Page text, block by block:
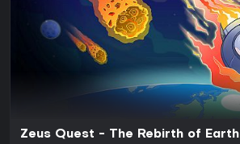
Zeus Quest - The Rebirth of Earth